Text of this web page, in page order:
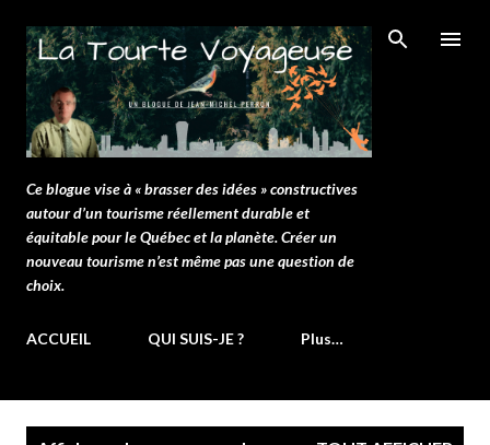
Passer au contenu principal
Ce blogue vise à « brasser des idées » constructives
autour d’un tourisme réellement durable et
équitable pour le Québec et la planète. Créer un
nouveau tourisme n’est même pas une question de
choix.
ACCUEIL QUI SUIS-JE ? Plus…